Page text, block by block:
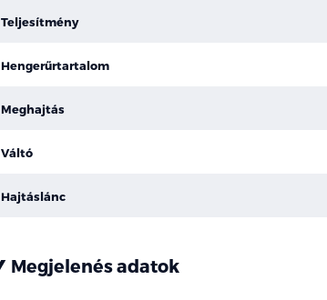
Teljesítmény
Hengerűrtartalom
Meghajtás
Váltó
Hajtáslánc
Megjelenés adatok